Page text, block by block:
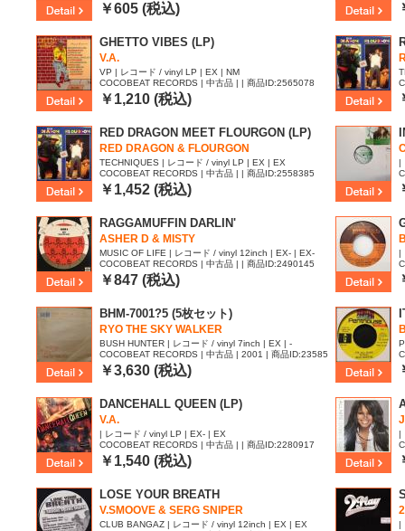
￥605 (税込)
GHETTO VIBES (LP)
V.A.
VP | レコード / vinyl LP | EX | NM
COCOBEAT RECORDS | 中古品 | | 商品ID:2565078
￥1,210 (税込)
RED DRAGON MEET FLOURGON (LP)
RED DRAGON & FLOURGON
TECHNIQUES | レコード / vinyl LP | EX | EX
COCOBEAT RECORDS | 中古品 | | 商品ID:2558385
￥1,452 (税込)
|
RAGGAMUFFIN DARLIN'
ASHER D & MISTY
MUSIC OF LIFE | レコード / vinyl 12inch | EX- | EX-
COCOBEAT RECORDS | 中古品 | | 商品ID:2490145
￥847 (税込)
|
BHM-7001?5 (5枚セット)
RYO THE SKY WALKER
BUSH HUNTER | レコード / vinyl 7inch | EX | -
COCOBEAT RECORDS | 中古品 | 2001 | 商品ID:23585
15
￥3,630 (税込)
DANCEHALL QUEEN (LP)
V.A.
| レコード / vinyl LP | EX- | EX
COCOBEAT RECORDS | 中古品 | | 商品ID:2280917
￥1,540 (税込)
|
LOSE YOUR BREATH
V.SMOOVE & SERG SNIPER
CLUB BANGAZ | レコード / vinyl 12inch | EX | EX
|